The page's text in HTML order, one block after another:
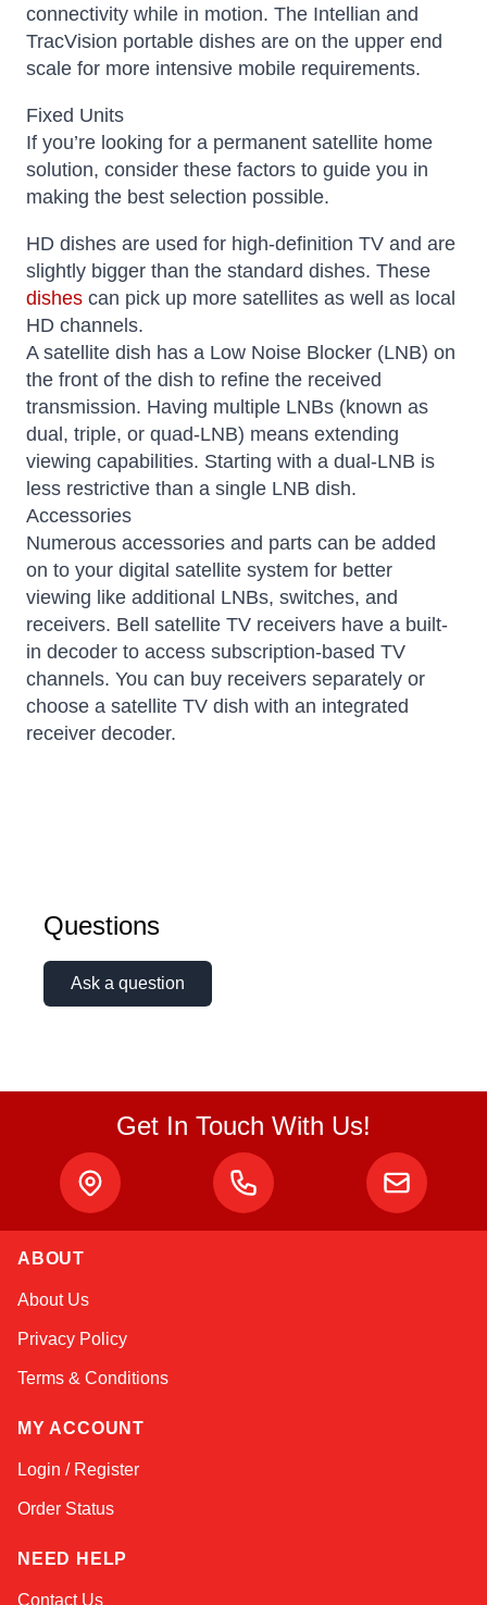
connectivity while in motion. The Intellian and
TracVision portable dishes are on the upper end
scale for more intensive mobile requirements.
Fixed Units
If you’re looking for a permanent satellite home
solution, consider these factors to guide you in
making the best selection possible.
HD dishes are used for high-definition TV and are
slightly bigger than the standard dishes. These
dishes can pick up more satellites as well as local
HD channels.
A satellite dish has a Low Noise Blocker (LNB) on
the front of the dish to refine the received
transmission. Having multiple LNBs (known as
dual, triple, or quad-LNB) means extending
viewing capabilities. Starting with a dual-LNB is
less restrictive than a single LNB dish.
Accessories
Numerous accessories and parts can be added
on to your digital satellite system for better
viewing like additional LNBs, switches, and
receivers. Bell satellite TV receivers have a built-
in decoder to access subscription-based TV
channels. You can buy receivers separately or
choose a satellite TV dish with an integrated
receiver decoder.
Questions
Ask a question
Get In Touch With Us!
ABOUT
About Us
Privacy Policy
Terms & Conditions
MY ACCOUNT
Login / Register
Order Status
NEED HELP
Contact Us